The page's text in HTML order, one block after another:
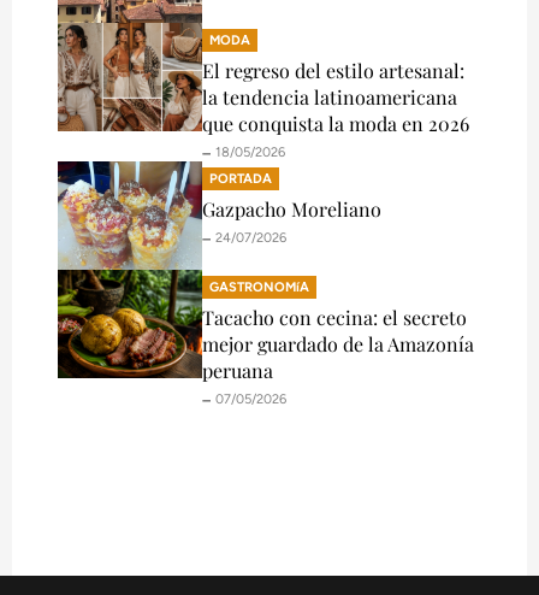
MODA
El regreso del estilo artesanal:
la tendencia latinoamericana
que conquista la moda en 2026
🗕️ 18/05/2026
PORTADA
Gazpacho Moreliano
🗕️ 24/07/2026
GASTRONOMíA
Tacacho con cecina: el secreto
mejor guardado de la Amazonía
peruana
🗕️ 07/05/2026